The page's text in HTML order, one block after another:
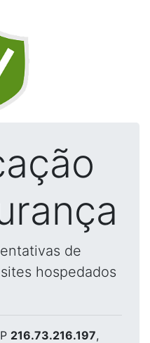
de
hospedados
216.73.216.197,